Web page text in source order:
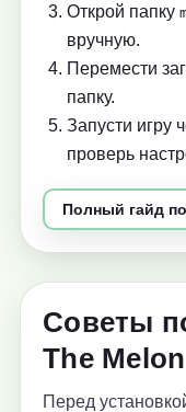
Открой папку
вручную.
Перемести
папку.
Запусти игру
проверь
Полный гайд
Советы
The
Перед